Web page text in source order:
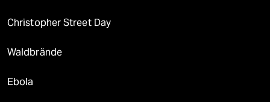
Christopher Street Day
Waldbrände
Ebola